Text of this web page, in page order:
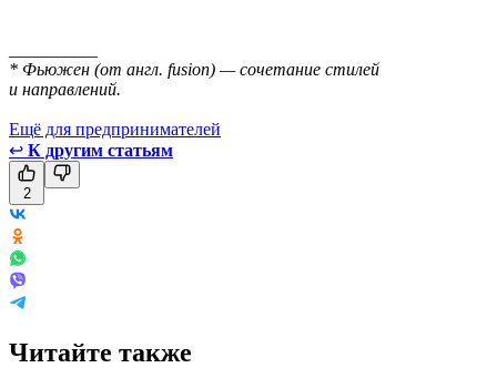
* Фьюжен (от англ. fusion) — сочетание стилей
и направлений.
Ещё для предпринимателей
↩ К другим статьям
2
Читайте также